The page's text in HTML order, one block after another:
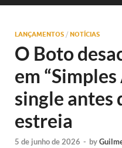
LANÇAMENTOS / NOTÍCIAS
O Boto
em
single antes
estreia
5 de junho de 2026 - by